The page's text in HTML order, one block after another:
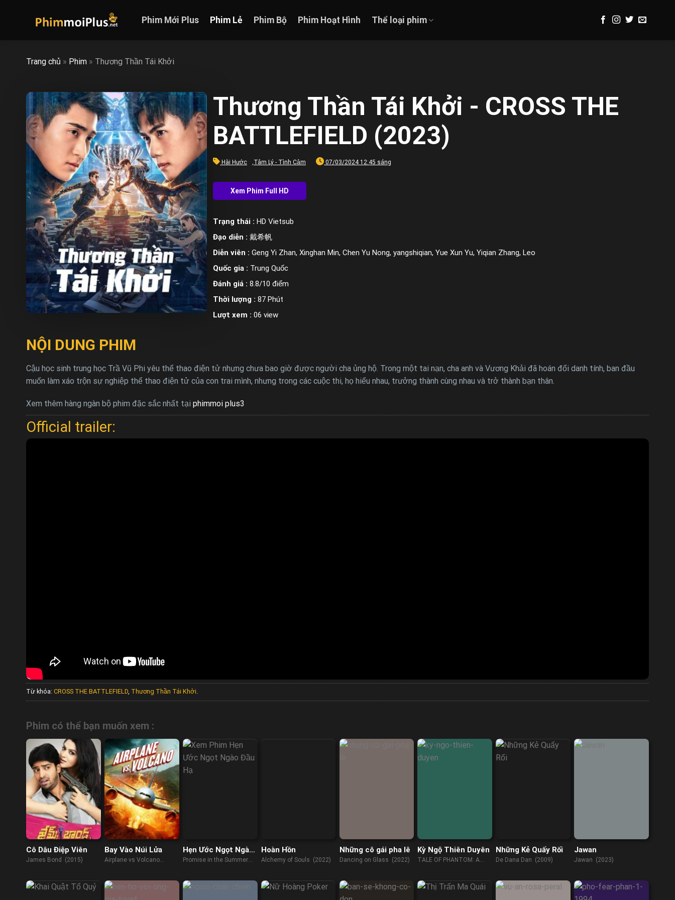
Phim Mới Plus Phim Lẻ Phim Bộ Phim Hoạt Hình Thể loại phim
Trang chủ » Phim » Thương Thần Tái Khởi
Thương Thần Tái Khởi - CROSS THE
BATTLEFIELD (2023)
Hài Hước Tâm Lý - Tình Cảm 07/03/2024 12:45 sáng
Trạng thái : HD Vietsub
Đạo diễn : 戴希帆
Diễn viên : Geng Yi Zhan, Xinghan Min, Chen Yu Nong, yangshiqian, Yue Xun Yu, Yiqian Zhang, Leo
Quốc gia : Trung Quốc
Đánh giá : 8.8/10 điểm
Thời lượng : 87 Phút
Lượt xem : 06 view
NỘI DUNG PHIM
Cậu học sinh trung học Trầ Vũ Phi yêu thể thao điện tử nhưng chưa bao giờ được người cha ủng hộ. Trong một tai nạn, cha anh và Vương Khải đã hoán đổi danh tính, ban đầu
muốn làm xáo trộn sự nghiệp thể thao điện tử của con trai mình, nhưng trong các cuộc thi, họ hiểu nhau, trưởng thành cùng nhau và trở thành bạn thân.
Xem thêm hàng ngàn bộ phim đặc sắc nhất tại phimmoi plus3
Official trailer:
Từ khóa: CROSS THE BATTLEFIELD Thương Thần Tái Khởi
Phim có thể bạn muốn xem :
Cô Dâu Điệp Viên
James Bond (2015)
Bay Vào Núi Lửa
Airplane vs Volcano
Hẹn Ước Ngọt Ngào
Đầu Hạ
Promise in the Summer
Hoàn Hồn
Alchemy of Souls (2022)
Những cô gái pha lê
Dancing on Glass (2022)
Kỳ Ngộ Thiên Duyên
TALE OF PHANTOM: A
Những Kẻ Quấy Rối
De Dana Dan (2009)
Jawan
Jawan (2023)